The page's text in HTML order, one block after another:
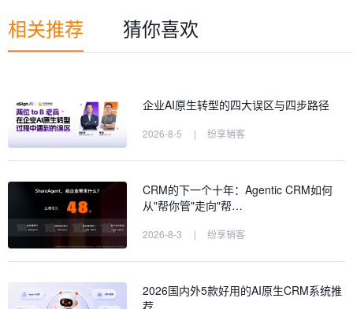
相关推荐 猜你喜欢
企业AI原生转型的四大误区与四步路径
2026-8-5 | 纷享销客
CRM的下一个十年：Agentic CRM如何
从"帮你管"走向"帮…
2026-8-3 | 纷享销客
2026国内外5款好用的AI原生CRM系统推
荐